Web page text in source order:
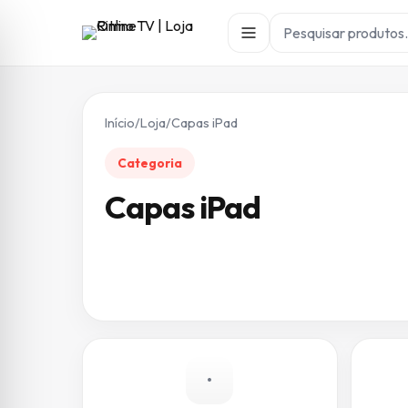
Início/Loja/Capas iPad
Categoria
Capas iPad
•